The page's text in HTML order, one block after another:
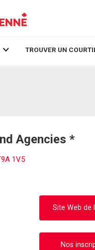
TROUVER UN
Agencies *
1V5
Site Web de
Nos